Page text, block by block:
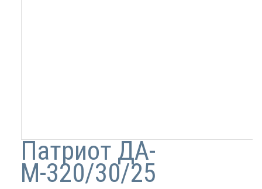
Патриот ДА-
М-320/30/25